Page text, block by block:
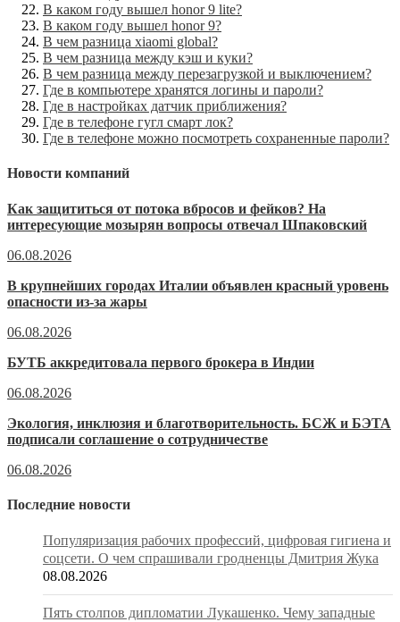
В каком году вышел honor 9 lite?
В каком году вышел honor 9?
В чем разница xiaomi global?
В чем разница между кэш и куки?
В чем разница между перезагрузкой и выключением?
Где в компьютере хранятся логины и пароли?
Где в настройках датчик приближения?
Где в телефоне гугл смарт лок?
Где в телефоне можно посмотреть сохраненные пароли?
Новости компаний
Как защититься от потока вбросов и фейков? На
интересующие мозырян вопросы отвечал Шпаковский
06.08.2026
В крупнейших городах Италии объявлен красный уровень
опасности из-за жары
06.08.2026
БУТБ аккредитовала первого брокера в Индии
06.08.2026
Экология, инклюзия и благотворительность. БСЖ и БЭТА
подписали соглашение о сотрудничестве
06.08.2026
Последние новости
Популяризация рабочих профессий, цифровая гигиена и
соцсети. О чем спрашивали гродненцы Дмитрия Жука
08.08.2026
Пять столпов дипломатии Лукашенко. Чему западные